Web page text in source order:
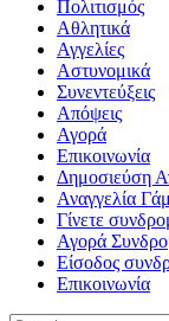
Πολιτισμός
Αθλητικά
Αγγελίες
Αστυνομικά
Συνεντεύξεις
Απόψεις
Αγορά
Επικοινωνία
Δημοσιεύση
Αναγγελία
Γίνετε
Αγορά
Είσοδος
Επικοινωνία